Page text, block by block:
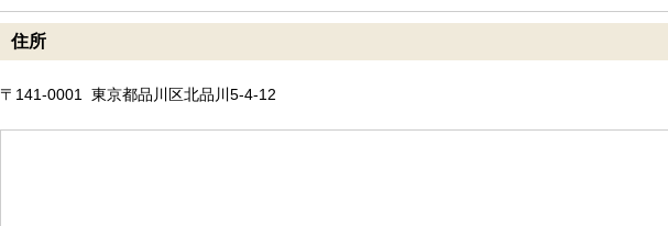
住所
〒141-0001 東京都品川区北品川5-4-12